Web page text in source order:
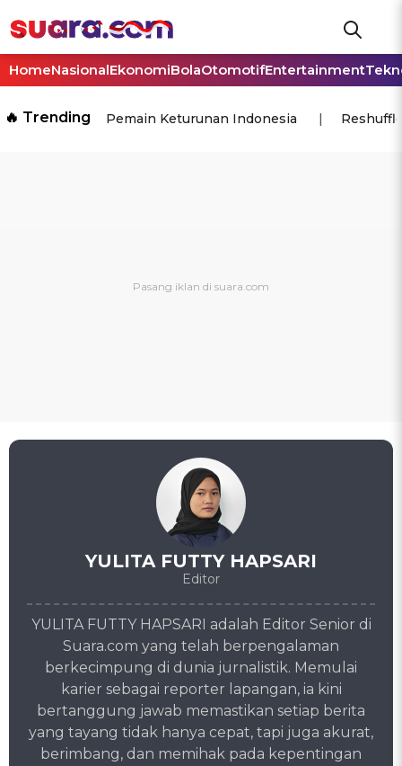
HomeNasionalEkonomiBolaOtomotifEntertainment
🔥 Trending Pemain Keturunan Indonesia
YULITA FUTTY HAPSARI
Editor
YULITA FUTTY HAPSARI adalah Editor Senior di
Suara.com yang telah berpengalaman
berkecimpung di dunia jurnalistik. Memulai
karier sebagai reporter lapangan, ia kini
bertanggung jawab memastikan setiap berita
yang tayang tidak hanya cepat, tapi juga akurat,
berimbang, dan memihak pada kepentingan